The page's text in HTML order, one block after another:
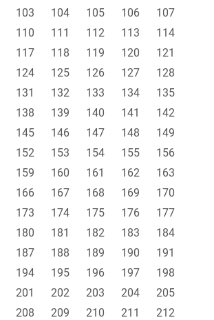
103 104 105 106
107
110 111 112 113
114
117 118 119 120
121
124 125 126 127
128
131 132 133 134
135
138 139 140 141
142
145 146 147 148
149
152 153 154 155
156
159 160 161 162
163
166 167 168 169
170
173 174 175 176
177
180 181 182 183
184
187 188 189 190
191
194 195 196 197
198
201 202 203 204
205
208 209 210 211
212